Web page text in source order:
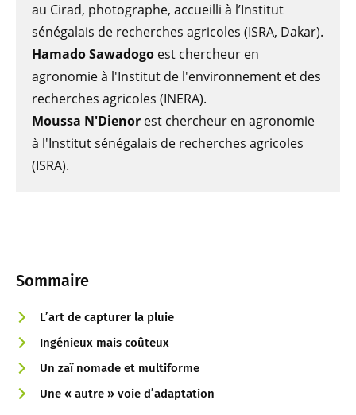
Sommaire
L’art de capturer la pluie
Ingénieux mais coûteux
Un zaï nomade et multiforme
Une « autre » voie d’adaptation
au Cirad, photographe, accueilli à l’Institut
sénégalais de recherches agricoles (ISRA, Dakar).
Hamado Sawadogo est chercheur en
agronomie à l'Institut de l'environnement et des
recherches agricoles (INERA).
Moussa N'Dienor est chercheur en agronomie
à l'Institut sénégalais de recherches agricoles
(ISRA).